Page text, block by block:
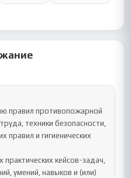
техники безопасности,
правил и гигиенических
умений, навыков и (или)